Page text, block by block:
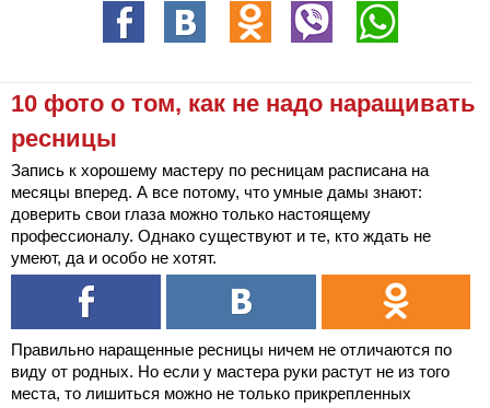
10 фото о том, как не надо наращивать
ресницы
Запись к хорошему мастеру по ресницам расписана на
месяцы вперед. А все потому, что умные дамы знают:
доверить свои глаза можно только настоящему
профессионалу. Однако существуют и те, кто ждать не
умеют, да и особо не хотят.
Правильно наращенные ресницы ничем не отличаются по
виду от родных. Но если у мастера руки растут не из того
места, то лишиться можно не только прикрепленных